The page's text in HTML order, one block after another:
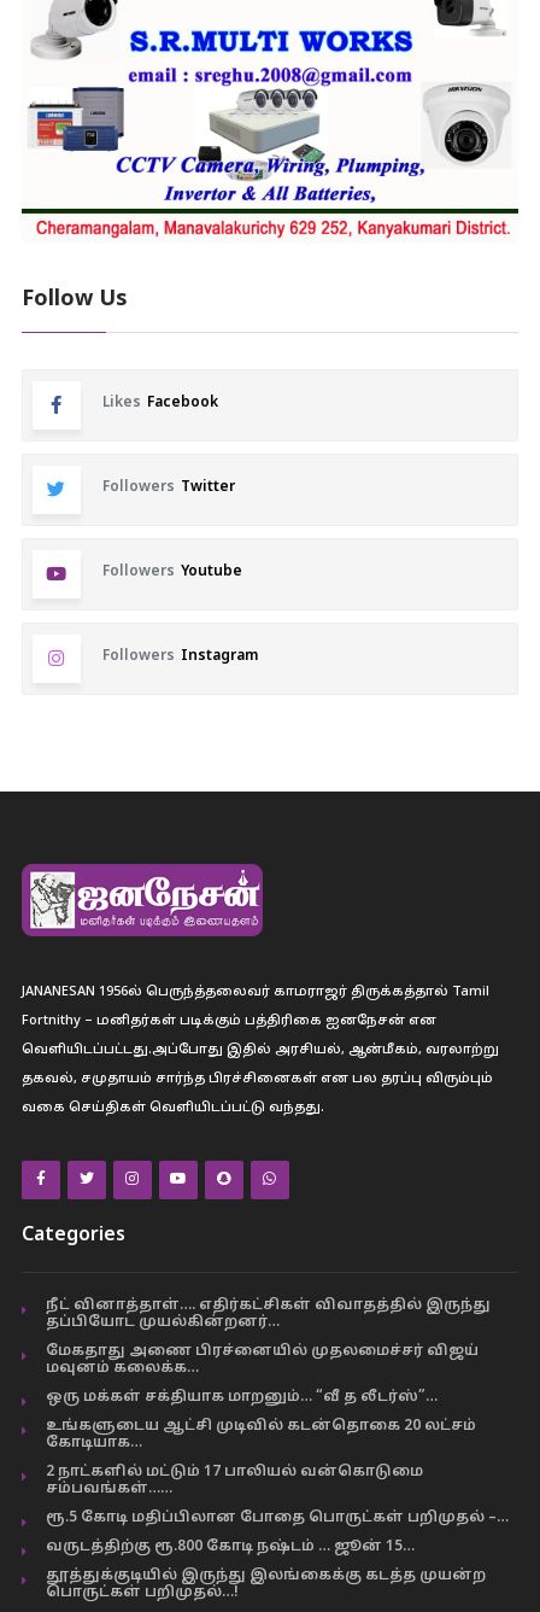
Follow Us
Likes Facebook
Followers Twitter
Followers Youtube
Followers Instagram
JANANESAN 1956ல் பெருந்த்தலைவர் காமராஜர் திருக்கத்தால் Tamil
Fortnithy – மனிதர்கள் படிக்கும் பத்திரிகை ஐனநேசன் என
வெளியிடப்பட்டது.அப்போது இதில் அரசியல், ஆன்மீகம், வரலாற்று
தகவல், சமுதாயம் சார்ந்த பிரச்சினைகள் என பல தரப்பு விரும்பும்
வகை செய்திகள் வெளியிடப்பட்டு வந்தது.
Categories
நீட் வினாத்தாள்…. எதிர்கட்சிகள் விவாதத்தில் இருந்து
தப்பியோட முயல்கின்றனர்…
மேகதாது அணை பிரச்னையில் முதலமைச்சர் விஜய்
மவுனம் கலைக்க…
ஒரு மக்கள் சக்தியாக மாறனும்… “வீ த லீடர்ஸ்”…
உங்களுடைய ஆட்சி முடிவில் கடன்தொகை 20 லட்சம்
கோடியாக…
2 நாட்களில் மட்டும் 17 பாலியல் வன்கொடுமை
சம்பவங்கள்……
ரூ.5 கோடி மதிப்பிலான போதை பொருட்கள் பறிமுதல் –…
வருடத்திற்கு ரூ.800 கோடி நஷ்டம் … ஜூன் 15…
தூத்துக்குடியில் இருந்து இலங்கைக்கு கடத்த முயன்ற
பொருட்கள் பறிமுதல்…!